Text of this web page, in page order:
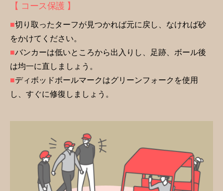
【 コース保護 】
■切り取ったターフが見つかれば元に戻し、なければ砂
をかけてください。
■バンカーは低いところから出入りし、足跡、ボール後
は均一に直しましょう。
■ディボッドボールマークはグリーンフォークを使用
し、すぐに修復しましょう。